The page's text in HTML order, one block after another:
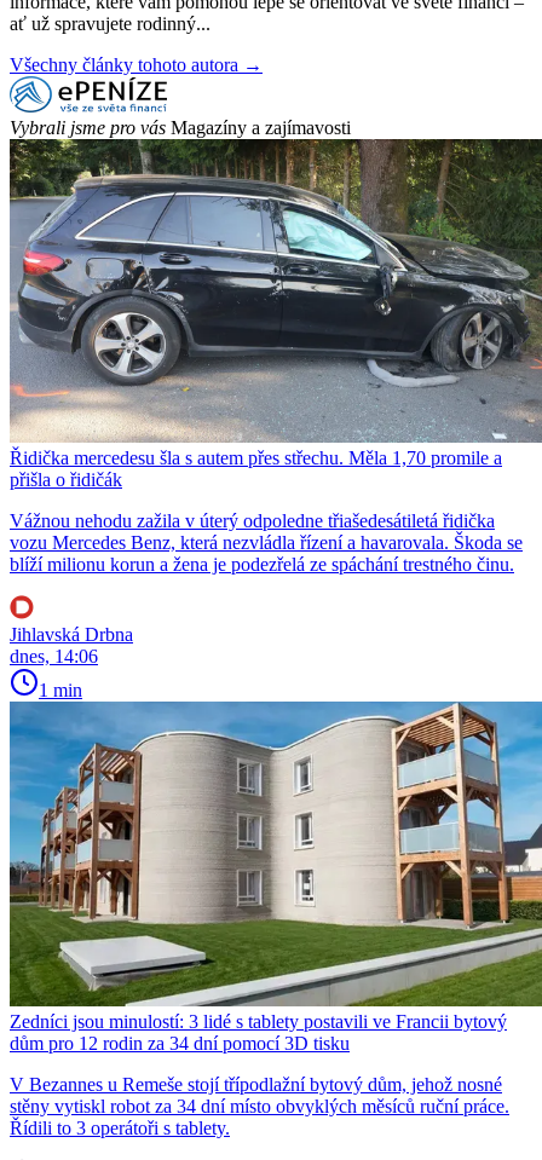
ať už spravujete rodinný...
Všechny články tohoto autora →
Vybrali jsme pro vás Magazíny a zajímavosti
Řidička mercedesu šla s autem přes střechu. Měla 1,70 promile a
přišla o řidičák
Vážnou nehodu zažila v úterý odpoledne třiašedesátiletá řidička
vozu Mercedes Benz, která nezvládla řízení a havarovala. Škoda se
blíží milionu korun a žena je podezřelá ze spáchání trestného činu.
Jihlavská Drbna
dnes, 14:06
1 min
Zedníci jsou minulostí: 3 lidé s tablety postavili ve Francii bytový
dům pro 12 rodin za 34 dní pomocí 3D tisku
V Bezannes u Remeše stojí třípodlažní bytový dům, jehož nosné
stěny vytiskl robot za 34 dní místo obvyklých měsíců ruční práce.
Řídili to 3 operátoři s tablety.